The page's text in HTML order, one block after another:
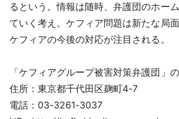
るという。情報は随時、弁護団のホー
ていく考え。ケフィア問題は新たな局面
ケフィアの今後の対応が注目される。
「ケフィアグループ被害対策弁護団」
住所：東京都千代田区麹町4-7
電話：03-3261-3037